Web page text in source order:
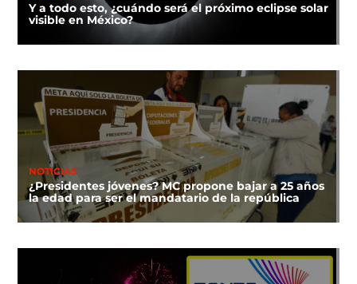
Y a todo esto, ¿cuándo será el próximo eclipse solar
visible en México?
NOTICIAS
¿Presidentes jóvenes? MC propone bajar a 25 años
la edad para ser el mandatario de la república